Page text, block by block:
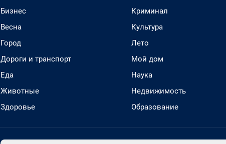
Бизнес
Весна
Город
Дороги и транспорт
Еда
Животные
Здоровье
Криминал
Культура
Лето
Мой дом
Наука
Недвижимость
Образование